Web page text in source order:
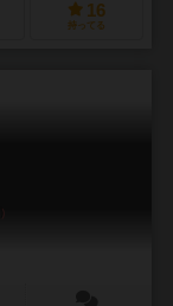
16
持ってる